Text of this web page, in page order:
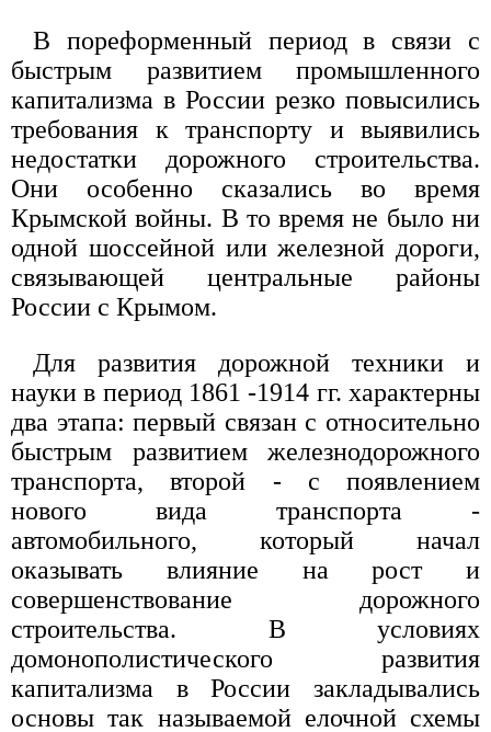
В пореформенный период в связи с
быстрым развитием промышленного
капитализма в России резко повысились
требования к транспорту и выявились
недостатки дорожного строительства.
Они особенно сказались во время
Крымской войны. В то время не было ни
одной шоссейной или железной дороги,
связывающей центральные районы
России с Крымом.
Для развития дорожной техники и
науки в период 1861 -1914 гг. характерны
два этапа: первый связан с относительно
быстрым развитием железнодорожного
транспорта, второй - с появлением
нового вида транспорта -
автомобильного, который начал
оказывать влияние на рост и
совершенствование дорожного
строительства. В условиях
домонополистического развития
капитализма в России закладывались
основы так называемой елочной схемы